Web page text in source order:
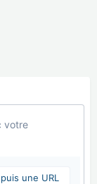
votre
une URL